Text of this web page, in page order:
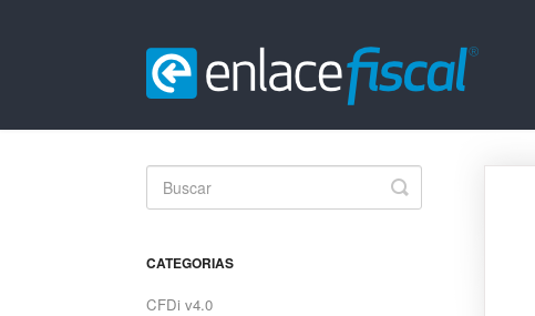
Toggle
Search
CATEGORIAS
CFDi v4.0